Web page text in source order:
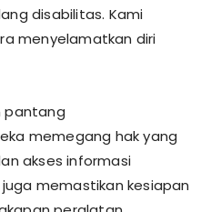
disabilitas. Kami
menyelamatkan diri
pantang
memegang hak yang
akses informasi
juga memastikan kesiapan